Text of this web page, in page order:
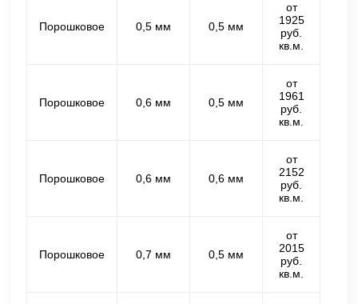
Порошковое 0,5 мм 0,5 мм
от
1925
руб.
кв.м.
Порошковое 0,6 мм 0,5 мм
от
1961
руб.
кв.м.
Порошковое 0,6 мм 0,6 мм
от
2152
руб.
кв.м.
Порошковое 0,7 мм 0,5 мм
от
2015
руб.
кв.м.